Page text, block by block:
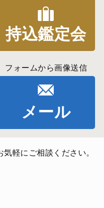
持込鑑定会
フォームから画像送信
メール
軽にご相談ください。